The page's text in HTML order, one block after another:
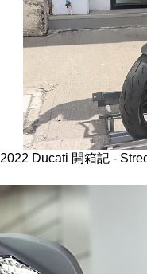
2022 Ducati 開箱記 -